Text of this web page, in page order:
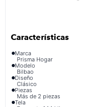
Marca
Prisma Hogar
Modelo
Bilbao
Diseño
Clásico
Piezas
Más de 2 piezas
Tela